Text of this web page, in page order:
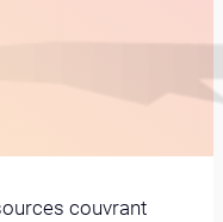
couvrant